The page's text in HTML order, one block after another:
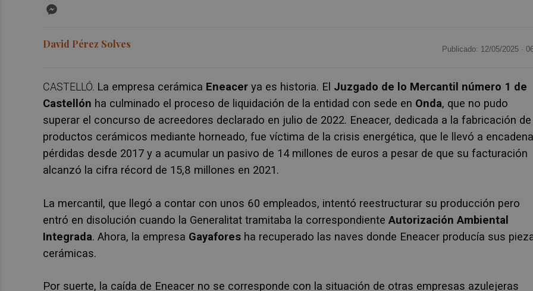
David Pérez Solves Publicado: 12/05/2025 ·
CASTELLÓ. La empresa cerámica Eneacer ya es historia. El Juzgado de lo Mercantil número 1 de
Castellón ha culminado el proceso de liquidación de la entidad con sede en Onda, que no pudo
superar el concurso de acreedores declarado en julio de 2022. Eneacer, dedicada a la fabricación de
productos cerámicos mediante horneado, fue víctima de la crisis energética, que le llevó a
pérdidas desde 2017 y a acumular un pasivo de 14 millones de euros a pesar de que su facturación
alcanzó la cifra récord de 15,8 millones en 2021.
La mercantil, que llegó a contar con unos 60 empleados, intentó reestructurar su producción pero
entró en disolución cuando la Generalitat tramitaba la correspondiente Autorización Ambiental
Integrada. Ahora, la empresa Gayafores ha recuperado las naves donde Eneacer producía sus
cerámicas.
Por suerte, la caída de Eneacer no se corresponde con la situación de otras empresas azulejeras